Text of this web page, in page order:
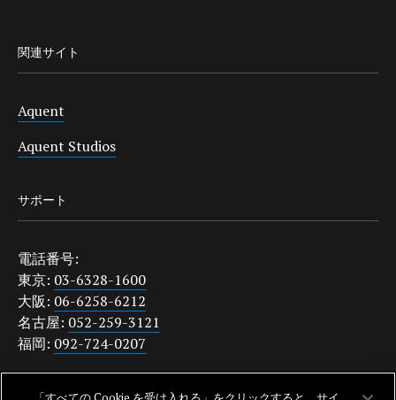
関連サイト
Aquent
Aquent Studios
サポート
電話番号:
東京: 03-6328-1600
大阪: 06-6258-6212
名古屋: 052-259-3121
福岡: 092-724-0207
japanquestions@aquent.com